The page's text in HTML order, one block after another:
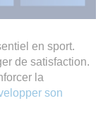
en sport.
de satisfaction.
la
son